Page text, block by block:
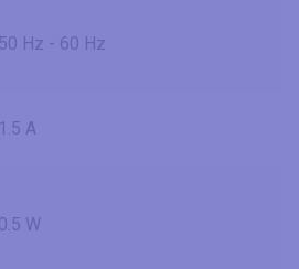
50 Hz - 60 Hz
1.5 A
0.5 W